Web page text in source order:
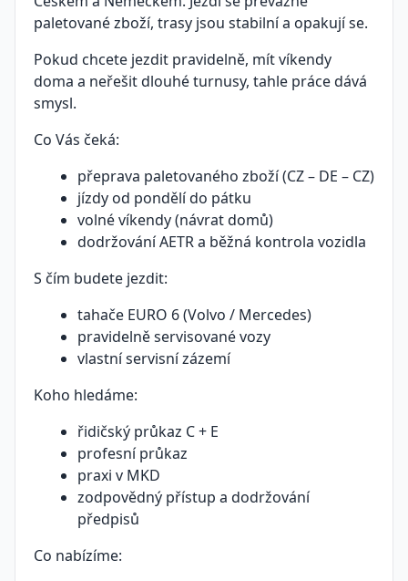
paletované zboží, trasy jsou stabilní a opakují se.
Pokud chcete jezdit pravidelně, mít víkendy
doma a neřešit dlouhé turnusy, tahle práce dává
smysl.
Co Vás čeká:
přeprava paletovaného zboží (CZ – DE – CZ)
jízdy od pondělí do pátku
volné víkendy (návrat domů)
dodržování AETR a běžná kontrola vozidla
S čím budete jezdit:
tahače EURO 6 (Volvo / Mercedes)
pravidelně servisované vozy
vlastní servisní zázemí
Koho hledáme:
řidičský průkaz C + E
profesní průkaz
praxi v MKD
zodpovědný přístup a dodržování
předpisů
Co nabízíme: